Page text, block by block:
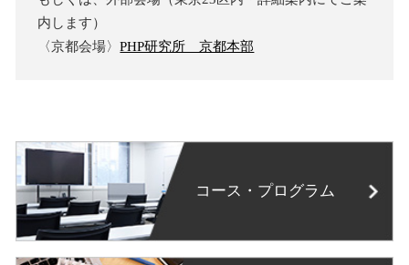
内します）
〈京都会場〉PHP研究所 京都本部
コース・プログラム